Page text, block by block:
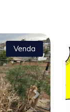
Next
Venda